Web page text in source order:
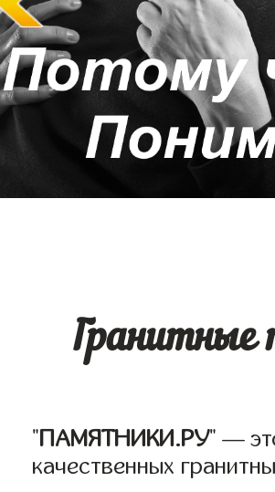
Гранитные
"ПАМЯТНИКИ.РУ" —
качественных